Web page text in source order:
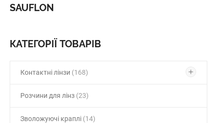
SAUFLON
КАТЕГОРІЇ ТОВАРІВ
Контактні лінзи (168)
Розчини для лінз (23)
Зволожуючі краплі (14)